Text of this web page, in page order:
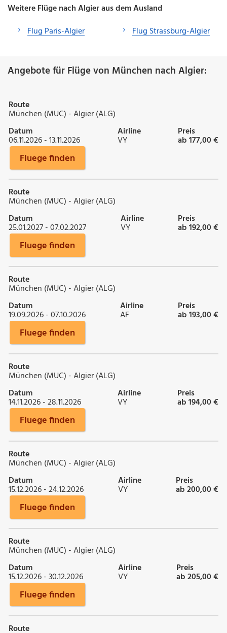
Weitere Flüge nach Algier aus dem Ausland
Flug Paris-Algier
Flug Strassburg-Algier
Angebote für Flüge von München nach Algier:
Route
München (MUC) - Algier (ALG)
Datum
06.11.2026 - 13.11.2026
Airline
VY
Preis
ab 177,00 €
Fluege finden
Route
München (MUC) - Algier (ALG)
Datum
25.01.2027 - 07.02.2027
Airline
VY
Preis
ab 192,00 €
Fluege finden
Route
München (MUC) - Algier (ALG)
Datum
19.09.2026 - 07.10.2026
Airline
AF
Preis
ab 193,00 €
Fluege finden
Route
München (MUC) - Algier (ALG)
Datum
14.11.2026 - 28.11.2026
Airline
VY
Preis
ab 194,00 €
Fluege finden
Route
München (MUC) - Algier (ALG)
Datum
15.12.2026 - 24.12.2026
Airline
VY
Preis
ab 200,00 €
Fluege finden
Route
München (MUC) - Algier (ALG)
Datum
15.12.2026 - 30.12.2026
Airline
VY
Preis
ab 205,00 €
Fluege finden
Route